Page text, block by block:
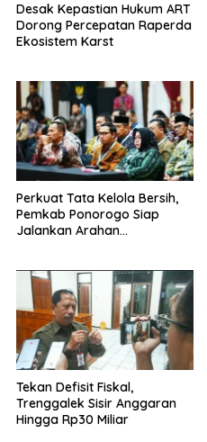
Desak Kepastian Hukum ART
Dorong Percepatan Raperda
Ekosistem Karst
Perkuat Tata Kelola Bersih,
Pemkab Ponorogo Siap
Jalankan Arahan
Tekan Defisit Fiskal,
Trenggalek Sisir Anggaran
Hingga Rp30 Miliar